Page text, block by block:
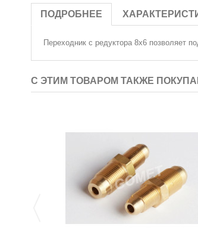
ПОДРОБНЕЕ
Переходник с редуктора 8х6 позволяет
С ЭТИМ ТОВАРОМ ТАКЖЕ